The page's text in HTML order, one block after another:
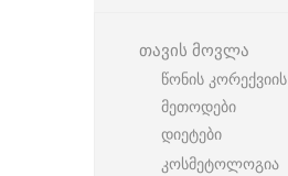
თავის მოვლა
წონის კორექვიის
მეთოდები
დიეტები
კოსმეტოლოგია